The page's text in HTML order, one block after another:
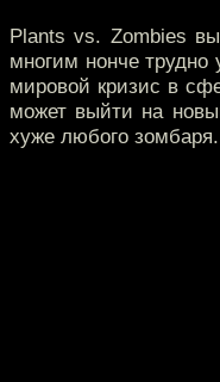
Plants vs. Zombies
многим нонче трудно
мировой кризис в
может выйти на
хуже любого зомбаря.